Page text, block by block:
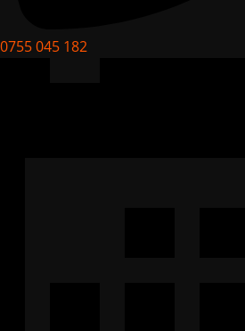
0755 045 182